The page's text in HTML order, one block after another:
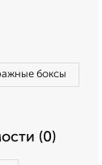
боксы
(0)